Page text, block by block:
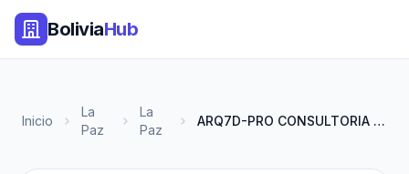
BoliviaHub
Inicio
La
Paz
La
Paz
ARQ7D-PRO CONSULTORIA Y CONSTR...